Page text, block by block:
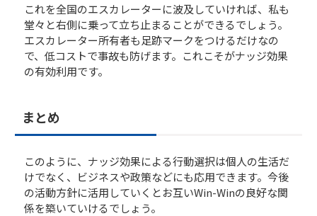
これを全国のエスカレーターに波及していければ、私も
堂々と右側に乗って立ち止まることができるでしょう。
エスカレーター所有者も足跡マークをつけるだけなの
で、低コストで事故も防げます。これこそがナッジ効果
の有効利用です。
まとめ
このように、ナッジ効果による行動選択は個人の生活だ
けでなく、ビジネスや政策などにも応用できます。今後
の活動方針に活用していくとお互いWin-Winの良好な関
係を築いていけるでしょう。